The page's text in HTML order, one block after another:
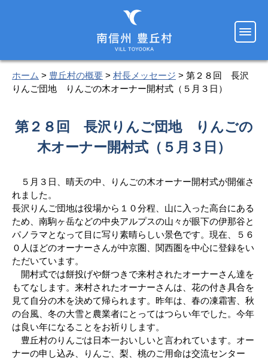
ホーム > 豊丘村の概要 > 村長メッセージ > 第２８回 長沢
りんご団地 りんごの木オーナー開村式（５月３日）
第２８回 長沢りんご団地 りんごの
木オーナー開村式（５月３日）
５月３日、晴天の中、りんごの木オーナー開村式が開催さ
れました。
長沢りんご団地は役場から１０分程、山に入った高台にある
ため、南駒ヶ岳などの中央アルプスの山々が眼下の伊那谷と
パノラマとなって目に写り素晴らしい景色です。現在、５６
０人ほどのオーナーさんが中京圏、関西圏を中心に登録をい
ただいています。
開村式では餅投げや餅つきで来村されたオーナーさん達を
もてなします。来村されたオーナーさんは、花の付き具合を
見て自分の木を決めて帰られます。昨年は、春の凍霜害、秋
の台風、冬の大雪と農業者にとってはつらい年でした。今年
は良い年になることをお祈りします。
豊丘村のりんごは日本一おいしいと言われています。オー
ナーの申し込み、りんご、梨、桃のご用命は交流センター